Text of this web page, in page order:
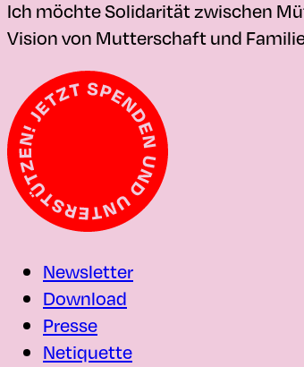
Ich möchte Solidarität zwischen
Vision von Mutterschaft und
Newsletter
Download
Presse
Netiquette